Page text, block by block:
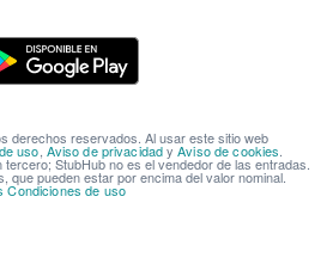
derechos reservados. Al usar este sitio web
uso, Aviso de privacidadyAviso de cookies.
StubHub no es el vendedor de las entradas.
que pueden estar por encima del valor nominal.
Condiciones de uso